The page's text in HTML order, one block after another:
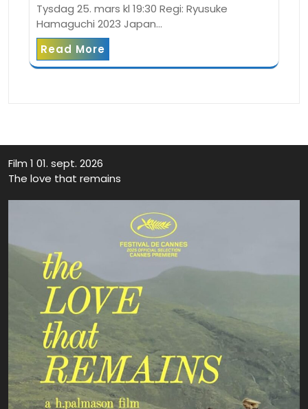
Tysdag 25. mars kl 19:30 Regi: Ryusuke
Hamaguchi 2023 Japan…
Read More
Film 1 01. sept. 2026
The love that remains